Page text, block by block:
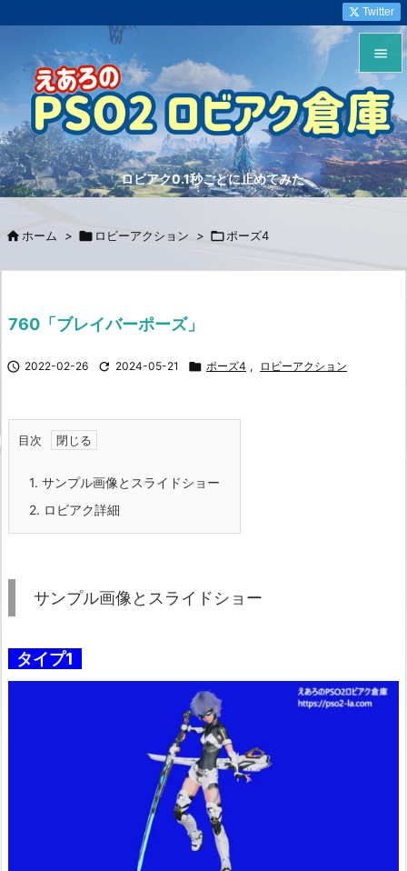
ロビアク0.1秒ごとに止めてみた


メニュ

サイド


Twitter
 ホーム >  ロビーアクション > ポーズ4
760「ブレイバーポーズ」
 2022-02-26  2024-05-21  ポーズ4 , ロビーアクション
目次
1. サンプル画像とスライドショー
2. ロビアク詳細
サンプル画像とスライドショー
タイプ1